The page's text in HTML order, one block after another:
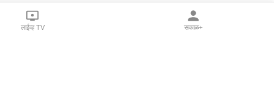
लाईव्ह TV सकाळ+